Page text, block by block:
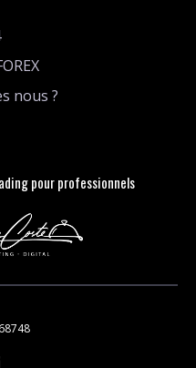
nous ?
pour professionnels